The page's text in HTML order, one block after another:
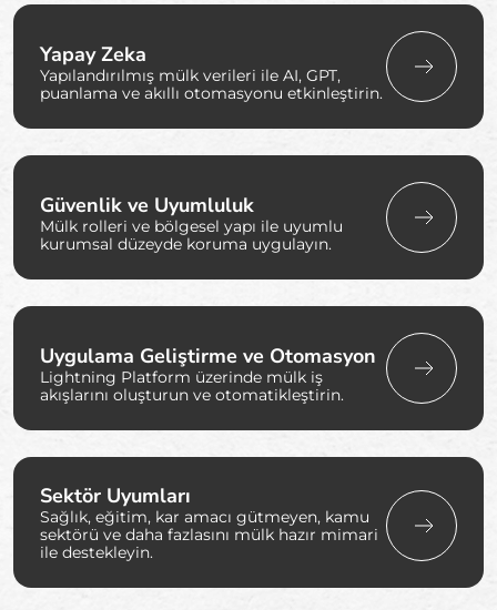
Yapay Zeka
Yapılandırılmış mülk verileri ile AI, GPT,
puanlama ve akıllı otomasyonu etkinleştirin.
Güvenlik ve Uyumluluk
Mülk rolleri ve bölgesel yapı ile uyumlu
kurumsal düzeyde koruma uygulayın.
Uygulama Geliştirme ve Otomasyon
Lightning Platform üzerinde mülk iş
akışlarını oluşturun ve otomatikleştirin.
Sektör Uyumları
Sağlık, eğitim, kar amacı gütmeyen, kamu
sektörü ve daha fazlasını mülk hazır mimari
ile destekleyin.